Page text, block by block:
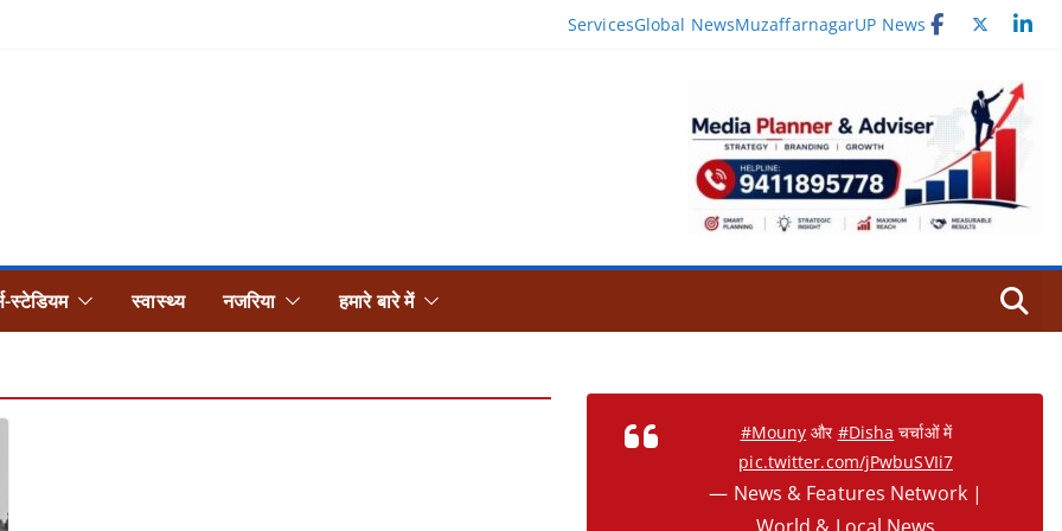
ServicesGlobal NewsMuzaffarnagarUP News
स्टेडियम स्वास्थ्य नजरिया हमारे बारे में
#Mouny और #Disha चर्चाओं में
pic.twitter.com/jPwbuSVIi7
— News & Features Network |